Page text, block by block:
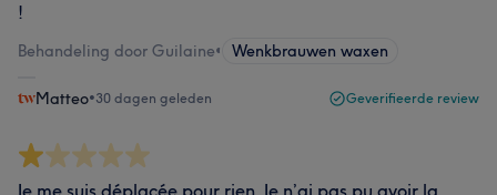
!
Behandeling door Guilaine• Wenkbrauwen waxen
Matteo•30 dagen geleden Geverifieerde review
Je me suis déplacée pour rien. Je n’ai pas pu avoir la